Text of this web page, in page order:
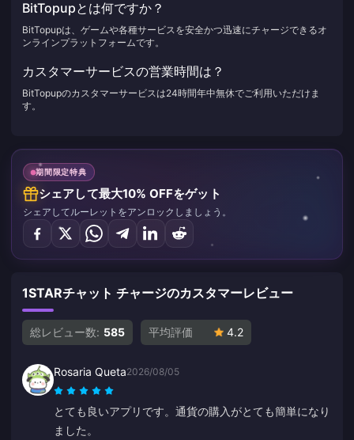
BitTopupとは何ですか？
BitTopupは、ゲームや各種サービスを安全かつ迅速にチャージできるオ
ンラインプラットフォームです。
カスタマーサービスの営業時間は？
BitTopupのカスタマーサービスは24時間年中無休でご利用いただけま
す。
期間限定特典
シェアして最大10% OFFをゲット
シェアしてルーレットをアンロックしましょう。
1STARチャット チャージのカスタマーレビュー
総レビュー数: 585 平均評価 4.2
Rosaria Queta2026/08/05
とても良いアプリです。通貨の購入がとても簡単になり
ました。